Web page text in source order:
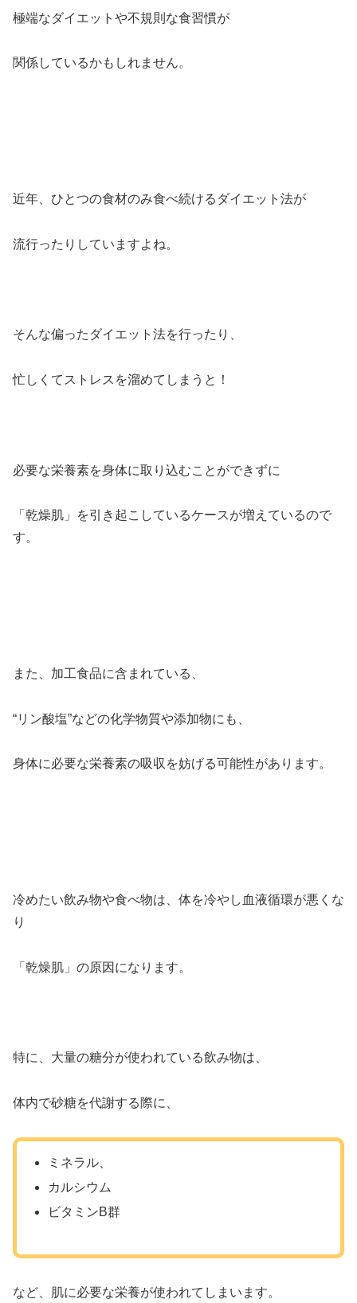
極端なダイエットや不規則な食習慣が
関係しているかもしれません。
近年、ひとつの食材のみ食べ続けるダイエット法が
流行ったりしていますよね。
そんな偏ったダイエット法を行ったり、
忙しくてストレスを溜めてしまうと！
必要な栄養素を身体に取り込むことができずに
「乾燥肌」を引き起こしているケースが増えているので
す。
また、加工食品に含まれている、
“リン酸塩”などの化学物質や添加物にも、
身体に必要な栄養素の吸収を妨げる可能性があります。
冷めたい飲み物や食べ物は、体を冷やし血液循環が悪くな
り
「乾燥肌」の原因になります。
特に、大量の糖分が使われている飲み物は、
体内で砂糖を代謝する際に、
ミネラル、
カルシウム
ビタミンB群
など、肌に必要な栄養が使われてしまいます。